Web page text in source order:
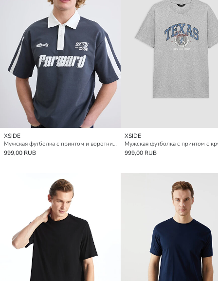
XSIDE
Мужская футболка с принтом и воротником-поло
999,00 RUB
XSIDE
999,00 RUB